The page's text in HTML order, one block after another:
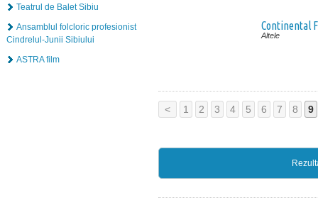
Teatrul de Balet Sibiu
Ansamblul folcloric profesionist
Cindrelul-Junii Sibiului
ASTRA film
Continental
Altele
< 1 2 3 4 5 6 7 8 9